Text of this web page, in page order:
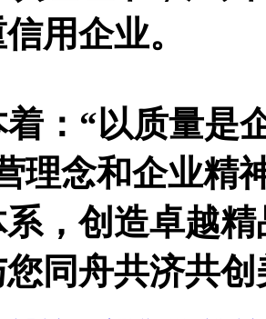
用企业。
：“以质量是
理念和企业精
，创造卓越
同舟共济共